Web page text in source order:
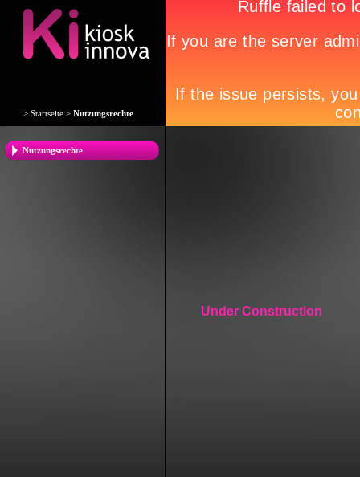
> Startseite > Nutzungsrechte
Nutzungsrechte
Under Construction